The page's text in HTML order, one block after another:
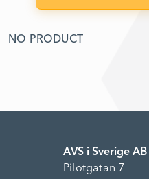
NO PRODUCT
AVS i Sverige AB
Pilotgatan 7